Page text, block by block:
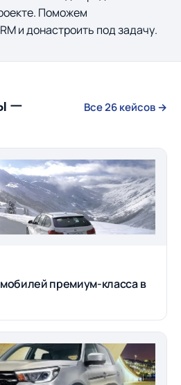
Поможем
и донастроить под задачу.
—
Все 26 кейсов →
премиум-класса в